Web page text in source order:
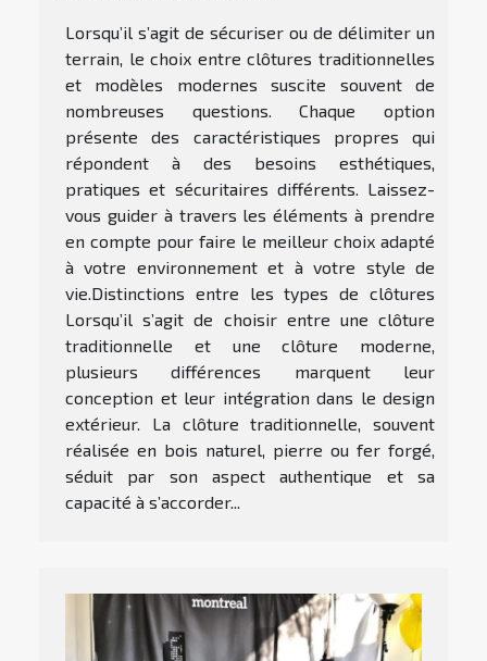
Lorsqu’il s’agit de sécuriser ou de délimiter un
terrain, le choix entre clôtures traditionnelles
et modèles modernes suscite souvent de
nombreuses questions. Chaque option
présente des caractéristiques propres qui
répondent à des besoins esthétiques,
pratiques et sécuritaires différents. Laissez-
vous guider à travers les éléments à prendre
en compte pour faire le meilleur choix adapté
à votre environnement et à votre style de
vie.Distinctions entre les types de clôtures
Lorsqu’il s’agit de choisir entre une clôture
traditionnelle et une clôture moderne,
plusieurs différences marquent leur
conception et leur intégration dans le design
extérieur. La clôture traditionnelle, souvent
réalisée en bois naturel, pierre ou fer forgé,
séduit par son aspect authentique et sa
capacité à s’accorder...